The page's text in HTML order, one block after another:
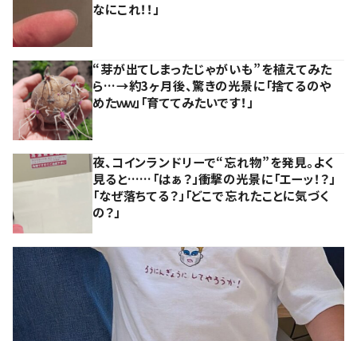
なにこれ！！」
“芽が出てしまったじゃがいも”を植えてみた
ら…→約3ヶ月後、驚きの光景に「捨てるのや
めたｗｗ」「育ててみたいです！」
夜、コインランドリーで“忘れ物”を発見。よく
見ると……「はぁ？」衝撃の光景に「エーッ！？」
「なぜ落ちてる？」「どこで忘れたことに気づく
の？」